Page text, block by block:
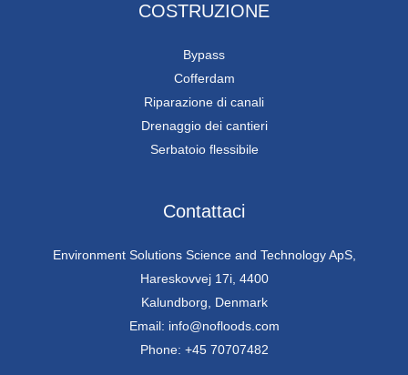
COSTRUZIONE
Bypass
Cofferdam
Riparazione di canali
Drenaggio dei cantieri
Serbatoio flessibile
Contattaci
Environment Solutions Science and Technology ApS,
Hareskovvej 17i, 4400
Kalundborg, Denmark
Email: info@nofloods.com
Phone: +45 70707482